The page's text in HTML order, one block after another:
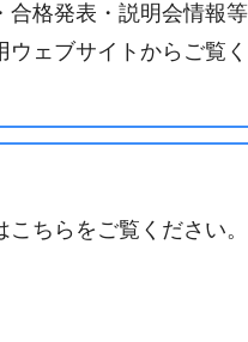
合格発表・説明会情報等
ェブサイトからご覧く
ちらをご覧ください。